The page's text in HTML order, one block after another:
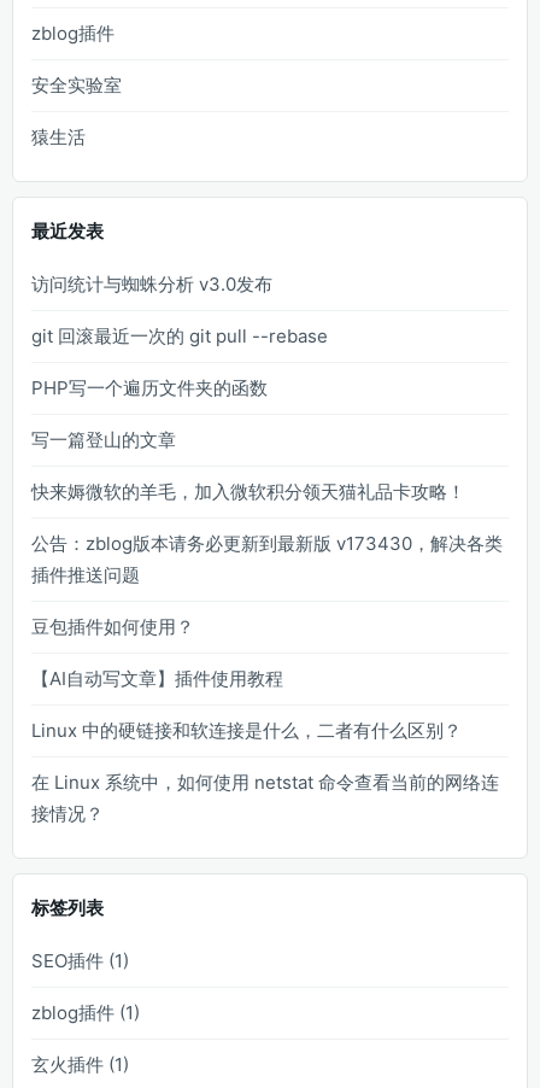
zblog插件
安全实验室
猿生活
最近发表
访问统计与蜘蛛分析 v3.0发布
git 回滚最近一次的 git pull --rebase
PHP写一个遍历文件夹的函数
写一篇登山的文章
快来媷微软的羊毛，加入微软积分领天猫礼品卡攻略！
公告：zblog版本请务必更新到最新版 v173430，解决各类
插件推送问题
豆包插件如何使用？
【AI自动写文章】插件使用教程
Linux 中的硬链接和软连接是什么，二者有什么区别？
在 Linux 系统中，如何使用 netstat 命令查看当前的网络连
接情况？
标签列表
SEO插件 (1)
zblog插件 (1)
玄火插件 (1)